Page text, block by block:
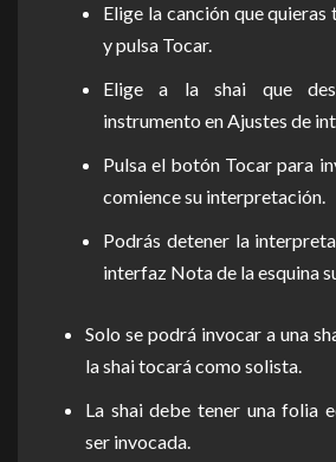
Elige la canción que
y pulsa Tocar.
Elige a la shai que
instrumento en Ajustes de
Pulsa el botón Tocar para
comience su interpretación.
Podrás detener la
interfaz Nota de la esquina
Solo se podrá invocar a una
la shai tocará como solista.
La shai debe tener una folia
ser invocada.